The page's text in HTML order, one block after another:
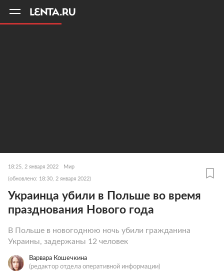
18:25, 2 января 2022 Мир
(обновлено: 18:30, 2 января 2022)
Украинца убили в Польше во время
празднования Нового года
В Польше в новогоднюю ночь убили гражданина
Украины, задержаны 12 человек
Варвара Кошечкина
(редактор отдела оперативной информации)